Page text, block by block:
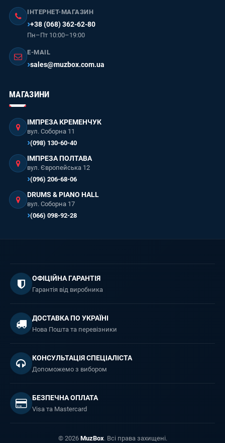
ІНТЕРНЕТ-МАГАЗИН
+38 (068) 362-62-80
Пн–Пт 10:00–19:00
E-MAIL
sales@muzbox.com.ua
МАГАЗИНИ
ІМПРЕЗА КРЕМЕНЧУК
вул. Соборна 11
(098) 130-60-40
ІМПРЕЗА ПОЛТАВА
вул. Європейська 12
(096) 206-68-06
DRUMS & PIANO HALL
вул. Соборна 17
(066) 098-92-28
ОФІЦІЙНА ГАРАНТІЯ
Гарантія від виробника
ДОСТАВКА ПО УКРАЇНІ
Нова Пошта та перевізники
КОНСУЛЬТАЦІЯ СПЕЦІАЛІСТА
Допоможемо з вибором
БЕЗПЕЧНА ОПЛАТА
Visa та Mastercard
© 2026 MuzBox. Всі права захищені.